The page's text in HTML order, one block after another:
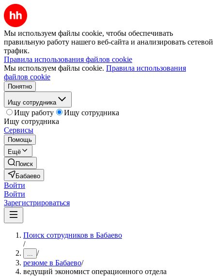
Мы используем файлы cookie, чтобы обеспечивать
правильную работу нашего веб-сайта и анализировать сетевой
трафик.
Правила использования файлов cookie
Мы используем файлы cookie. Правила использования
файлов cookie
Понятно
Ищу сотрудника
Ищу работу
Ищу сотрудника
Ищу сотрудника
Сервисы
Помощь
Ещё
Поиск
Бабаево
Войти
Войти
Зарегистрироваться
Поиск сотрудников в Бабаево
/
... /
резюме в Бабаево/
ведущий экономист операционного отдела